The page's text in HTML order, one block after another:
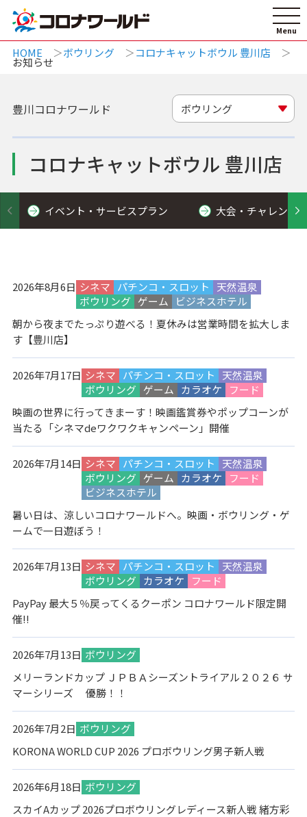
HOME ボウリング コロナキャットボウル 豊川店
お知らせ
コロナキャットボウル 豊川店
豊川コロナワールド ボウリング
イベント・サービスプラン 大会・チャレンジ
2026年8月6日 シネマ パチンコ・スロット
天然温泉
ボウリング ゲーム
ビジネスホテル
朝から夜までたっぷり遊べる！夏休みは営業時間を拡大しま
す【豊川店】
2026年7月17日 シネマ パチンコ・スロット
天然温泉
ボウリング ゲーム カラオケ
フード
映画の世界に行ってきまーす！映画鑑賞券やポップコーンが
当たる「シネマdeワクワクキャンペーン」開催
2026年7月14日 シネマ パチンコ・スロット
天然温泉
ボウリング ゲーム カラオケ
フード
ビジネスホテル
暑い日は、涼しいコロナワールドへ。映画・ボウリング・ゲ
ームで一日遊ぼう！
2026年7月13日 シネマ パチンコ・スロット
天然温泉
ボウリング カラオケ
フード
PayPay 最大５％戻ってくるクーポン コロナワールド限定開
催!!
2026年7月13日 ボウリング
メリーランドカップ ＪＰＢＡシーズントライアル２０２６ サ
マーシリーズ 優勝！！
2026年7月2日 ボウリング
KORONA WORLD CUP 2026 プロボウリング男子新人戦
2026年6月18日 ボウリング
スカイAカップ 2026プロボウリングレディース新人戦 緒方彩